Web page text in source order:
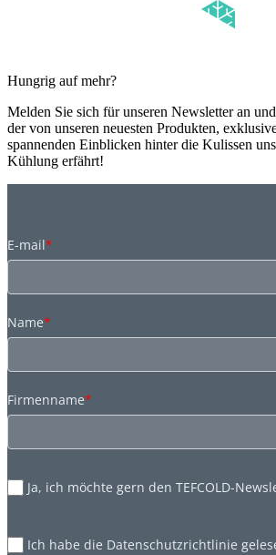
Hungrig auf mehr?
Melden Sie sich für unseren Newsletter an
der von unseren neuesten Produkten,
spannenden Einblicken hinter die Kulissen
Kühlung erfährt!
E-mail*
Name*
Firmenname*
Ja, ich möchte gern den TEFCOLD-
Ich habe die Datenschutzrichtlinie